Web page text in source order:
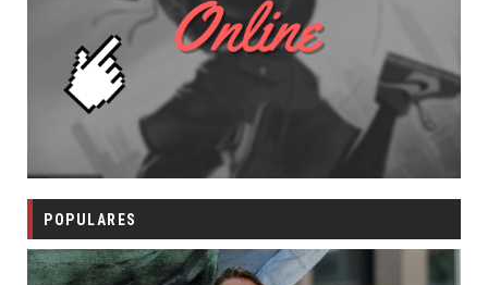
POPULARES